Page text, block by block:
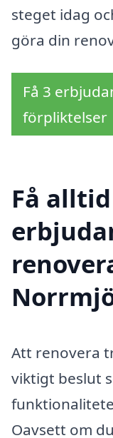
steget idag
göra din
Få 3
förpliktelser
Få
Att renovera
viktigt beslut
Oavsett om